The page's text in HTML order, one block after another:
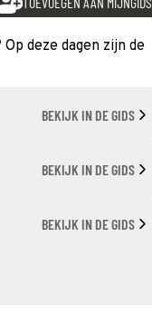
deze dagen zijn de
BEKIJK IN DE GIDS
BEKIJK IN DE GIDS
BEKIJK IN DE GIDS